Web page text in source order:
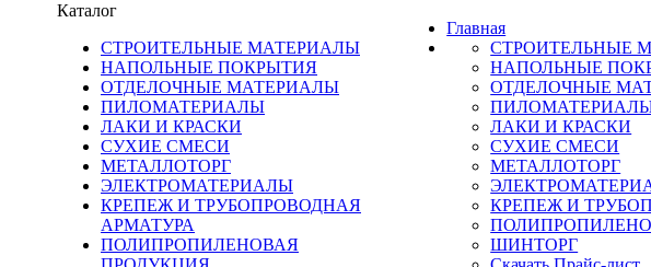
Каталог
СТРОИТЕЛЬНЫЕ МАТЕРИАЛЫ
НАПОЛЬНЫЕ ПОКРЫТИЯ
ОТДЕЛОЧНЫЕ МАТЕРИАЛЫ
ПИЛОМАТЕРИАЛЫ
ЛАКИ И КРАСКИ
СУХИЕ СМЕСИ
МЕТАЛЛОТОРГ
ЭЛЕКТРОМАТЕРИАЛЫ
КРЕПЕЖ И ТРУБОПРОВОДНАЯ
АРМАТУРА
ПОЛИПРОПИЛЕНОВАЯ
Главная
СТРОИТЕЛЬНЫЕ
НАПОЛЬНЫЕ
ОТДЕЛОЧНЫЕ
ЛАКИ И КРАСКИ
СУХИЕ СМЕСИ
МЕТАЛЛОТОРГ
КРЕПЕЖ И
ШИНТОРГ